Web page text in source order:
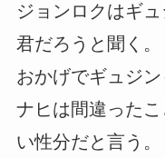
ジョンロクはギ
君だろうと聞く。
おかげでギュジン
ナヒは間違った
い性分だと言う。